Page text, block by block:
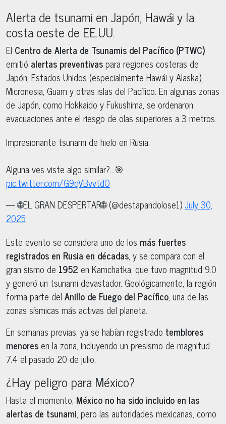
Alerta de tsunami en Japón, Hawái y la
costa oeste de EE.UU.
El Centro de Alerta de Tsunamis del Pacífico (PTWC)
emitió alertas preventivaspara regiones costeras de
Japón, Estados Unidos (especialmente Hawái y Alaska),
Micronesia, Guam y otras islas del Pacífico. En algunas zonas
de Japón, como Hokkaido y Fukushima, se ordenaron
evacuaciones ante el riesgo de olas superiores a 3 metros.
Impresionante tsunami de hielo en Rusia.
Alguna ves viste algo similar?…🎯
pic.twitter.com/G9qVBvvtdO
— 🌐EL GRAN DESPERTAR🌐 (@destapandolose1)July 30,
2025
Este evento se considera uno de los más fuertes
registrados en Rusia en décadas, y se compara con el
gran sismo de 1952 en Kamchatka, que tuvo magnitud 9.0
y generó un tsunami devastador. Geológicamente, la región
forma parte del Anillo de Fuego del Pacífico, una de las
zonas sísmicas más activas del planeta.
En semanas previas, ya se habían registrado temblores
menoresen la zona, incluyendo un presismo de magnitud
7.4 el pasado 20 de julio.
¿Hay peligro para México?
Hasta el momento, México no ha sido incluido en las
alertas de tsunami, pero las autoridades mexicanas, como